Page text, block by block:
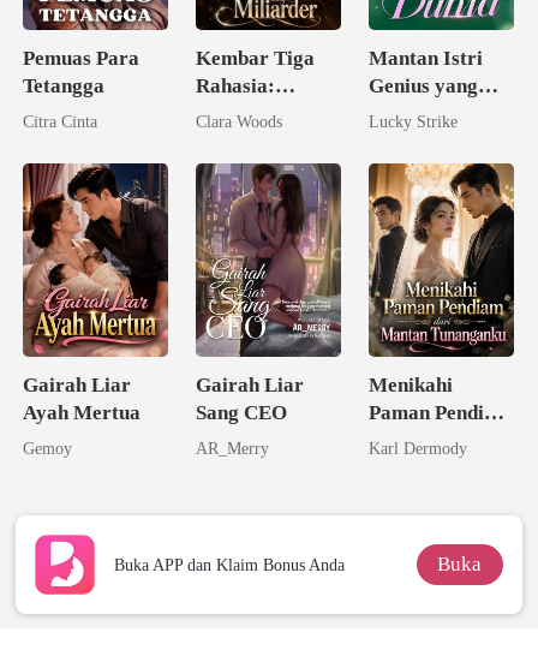
Pemuas Para
Tetangga
Citra Cinta
Kembar Tiga
Rahasia:
Kesempatan
Miliarder
Clara Woods
Mantan Istri
Genius yang
Diidamkan
Lucky Strike
Gairah Liar
Ayah Mertua
Gemoy
Gairah Liar
Sang CEO
AR_Merry
Menikahi
Paman Pendiam
dari Mantan
Karl Dermody
Buka APP dan Klaim Bonus Anda Buka